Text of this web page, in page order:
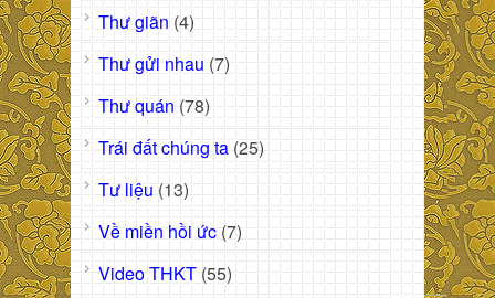
Thư giãn (4)
Thư gửi nhau (7)
Thư quán (78)
Trái đất chúng ta (25)
Tư liệu (13)
Về miền hồi ức (7)
Video THKT (55)